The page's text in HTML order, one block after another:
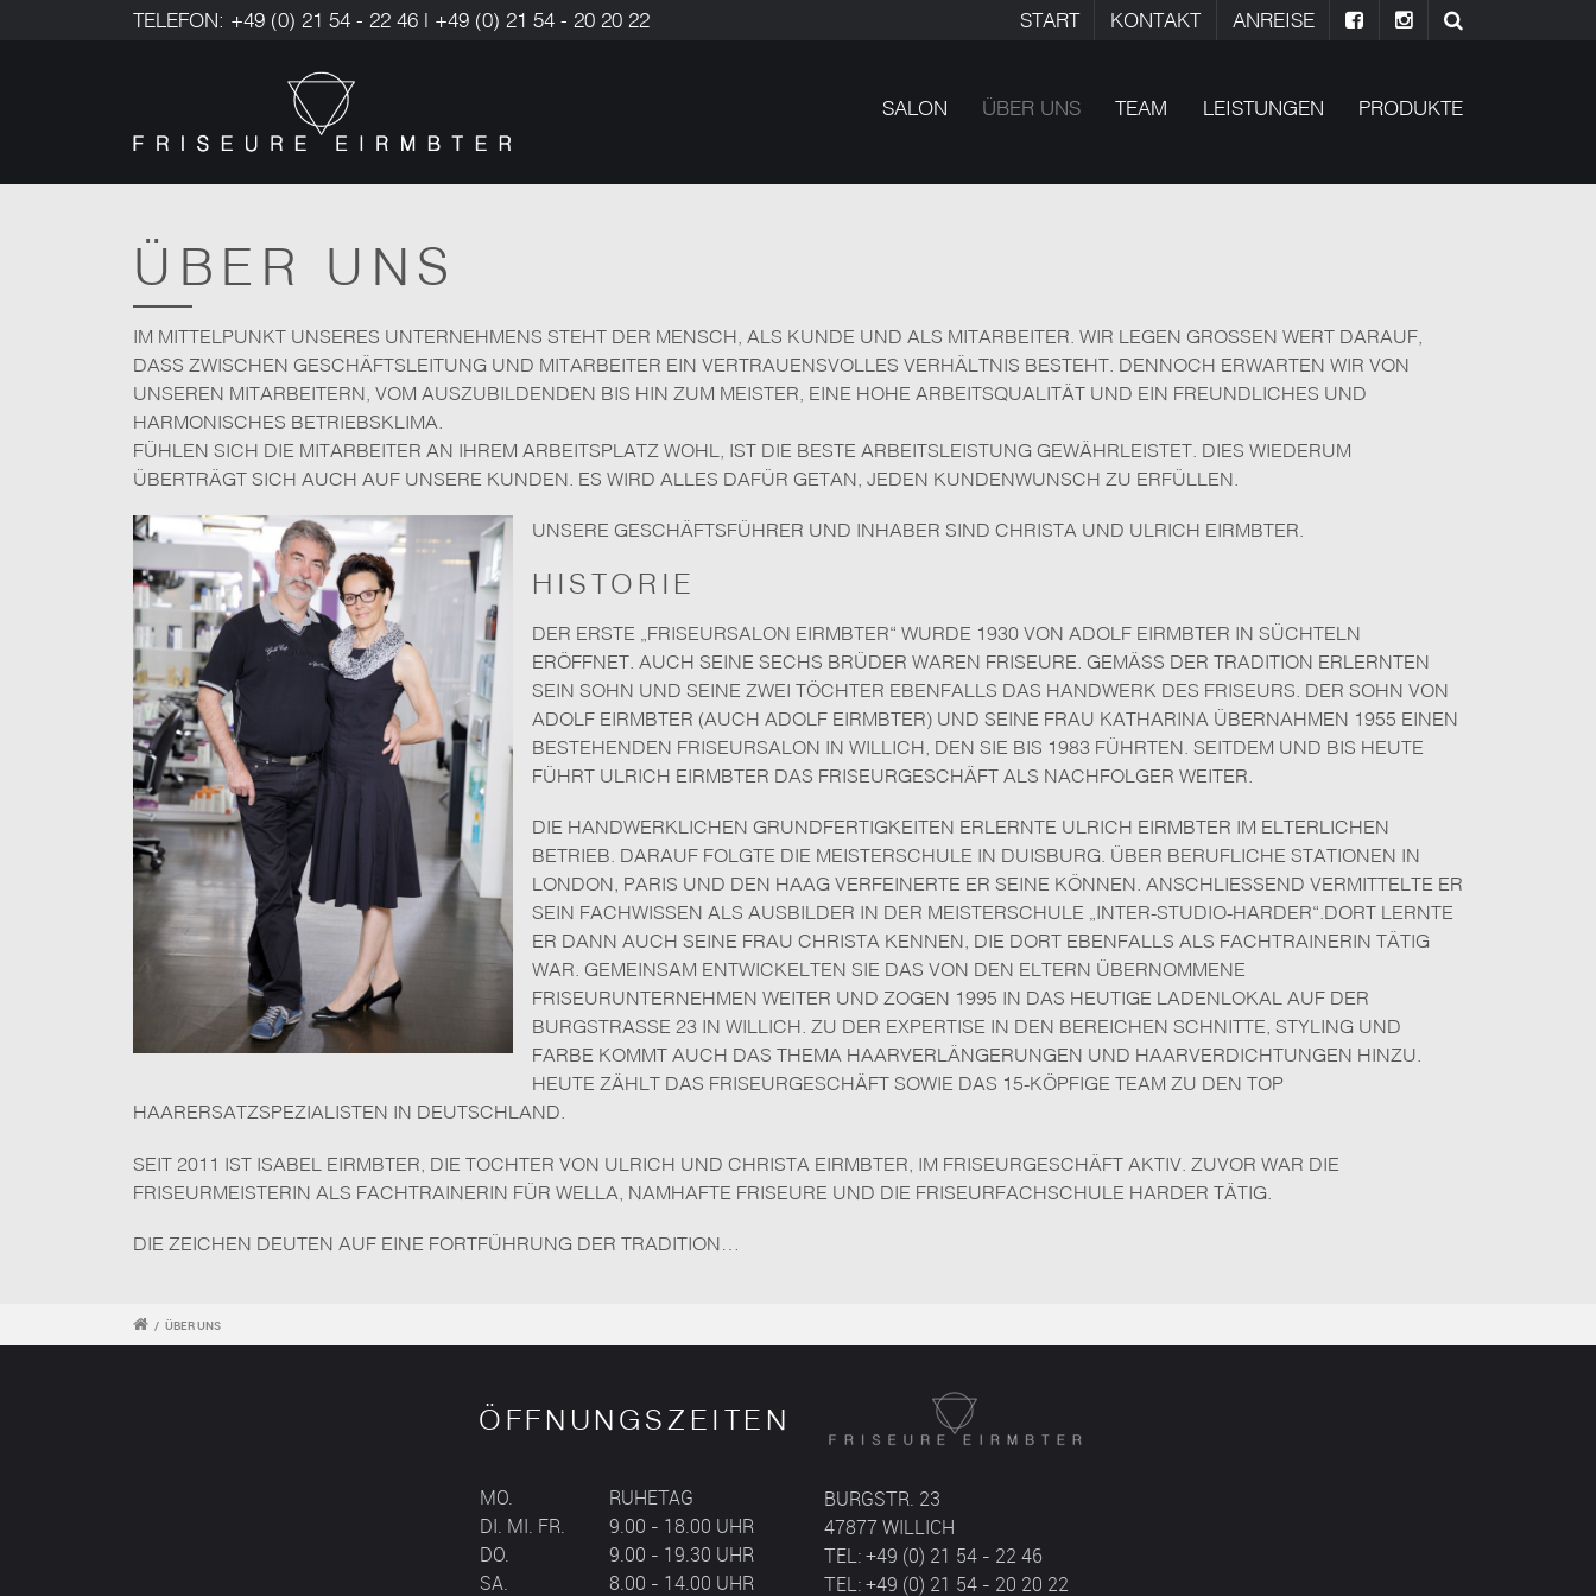
TELEFON: +49 (0) 21 54 - 22 46 | +49 (0) 21 54 - 20 20 22 START KONTAKT ANREISE
SALON ÜBER UNS TEAM LEISTUNGEN PRODUKTE
ÜBER UNS
IM MITTELPUNKT UNSERES UNTERNEHMENS STEHT DER MENSCH, ALS KUNDE UND ALS MITARBEITER. WIR LEGEN GROSSEN WERT DARAUF, D
ASS ZWISCHEN GESCHÄFTSLEITUNG UND MITARBEITER EIN VERTRAUENSVOLLES VERHÄLTNIS BESTEHT. DENNOCH ERWARTEN WIR VON U
NSEREN MITARBEITERN, VOM AUSZUBILDENDEN BIS HIN ZUM MEISTER, EINE HOHE ARBEITSQUALITÄT UND EIN FREUNDLICHES UND H
ARMONISCHES BETRIEBSKLIMA.
FÜHLEN SICH DIE MITARBEITER AN IHREM ARBEITSPLATZ WOHL, IST DIE BESTE ARBEITSLEISTUNG GEWÄHRLEISTET. DIES WIEDERUM
ÜBERTRÄGT SICH AUCH AUF UNSERE KUNDEN. ES WIRD ALLES DAFÜR GETAN, JEDEN KUNDENWUNSCH ZU ERFÜLLEN.
UNSERE GESCHÄFTSFÜHRER UND INHABER SIND CHRISTA UND ULRICH EIRMBTER.
HISTORIE
DER ERSTE „FRISEURSALON EIRMBTER“ WURDE 1930 VON ADOLF EIRMBTER IN SÜCHTELN
ERÖFFNET. AUCH SEINE SECHS BRÜDER WAREN FRISEURE. GEMÄSS DER TRADITION ERLERNTEN S
EIN SOHN UND SEINE ZWEI TÖCHTER EBENFALLS DAS HANDWERK DES FRISEURS. DER SOHN VON A
DOLF EIRMBTER (AUCH ADOLF EIRMBTER) UND SEINE FRAU KATHARINA ÜBERNAHMEN 1955 EINEN B
ESTEHENDEN FRISEURSALON IN WILLICH, DEN SIE BIS 1983 FÜHRTEN. SEITDEM UND BIS HEUTE F
ÜHRT ULRICH EIRMBTER DAS FRISEURGESCHÄFT ALS NACHFOLGER WEITER.
DIE HANDWERKLICHEN GRUNDFERTIGKEITEN ERLERNTE ULRICH EIRMBTER IM ELTERLICHEN
BETRIEB. DARAUF FOLGTE DIE MEISTERSCHULE IN DUISBURG. ÜBER BERUFLICHE STATIONEN IN
LONDON, PARIS UND DEN HAAG VERFEINERTE ER SEINE KÖNNEN. ANSCHLIESSEND VERMITTELTE ER S
EIN FACHWISSEN ALS AUSBILDER IN DER MEISTERSCHULE „INTER-STUDIO-HARDER“.DORT LERNTE E
R DANN AUCH SEINE FRAU CHRISTA KENNEN, DIE DORT EBENFALLS ALS FACHTRAINERIN TÄTIG W
AR. GEMEINSAM ENTWICKELTEN SIE DAS VON DEN ELTERN ÜBERNOMMENE F
RISEURUNTERNEHMEN WEITER UND ZOGEN 1995 IN DAS HEUTIGE LADENLOKAL AUF DER B
URGSTRASSE 23 IN WILLICH. ZU DER EXPERTISE IN DEN BEREICHEN SCHNITTE, STYLING UND FA
RBE KOMMT AUCH DAS THEMA HAARVERLÄNGERUNGEN UND HAARVERDICHTUNGEN HINZU. HE
UTE ZÄHLT DAS FRISEURGESCHÄFT SOWIE DAS 15-KÖPFIGE TEAM ZU DEN TOP HA
ARERSATZSPEZIALISTEN IN DEUTSCHLAND.
SEIT 2011 IST ISABEL EIRMBTER, DIE TOCHTER VON ULRICH UND CHRISTA EIRMBTER, IM FRISEURGESCHÄFT AKTIV. ZUVOR WAR DIE
FRISEURMEISTERIN ALS FACHTRAINERIN FÜR WELLA, NAMHAFTE FRISEURE UND DIE FRISEURFACHSCHULE HARDER TÄTIG.
DIE ZEICHEN DEUTEN AUF EINE FORTFÜHRUNG DER TRADITION…
/ ÜBER UNS
ÖFFNUNGSZEITEN
MO.
RUHETAG
DI. MI. FR.
9.00 - 18.00 UHR
DO.
9.00 - 19.30 UHR
SA.
8.00 - 14.00 UHR
BURGSTR. 23
47877 WILLICH
TEL: +49 (0) 21 54 - 22 46
TEL: +49 (0) 21 54 - 20 20 22